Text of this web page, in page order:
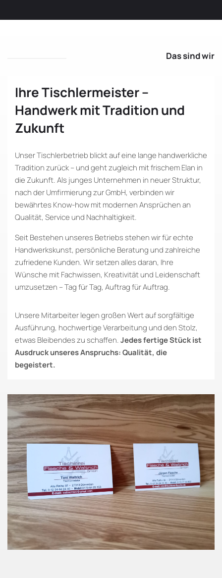
Das sind wir
Ihre Tischlermeister –
Handwerk mit Tradition und
Zukunft
Unser Tischlerbetrieb blickt auf eine lange handwerkliche
Tradition zurück – und geht zugleich mit frischem Elan in
die Zukunft. Als junges Unternehmen in neuer Struktur,
nach der Umfirmierung zur GmbH, verbinden wir
bewährtes Know-how mit modernen Ansprüchen an
Qualität, Service und Nachhaltigkeit.
Seit Bestehen unseres Betriebs stehen wir für echte
Handwerkskunst, persönliche Beratung und zahlreiche
zufriedene Kunden. Wir setzen alles daran, Ihre
Wünsche mit Fachwissen, Kreativität und Leidenschaft
umzusetzen – Tag für Tag, Auftrag für Auftrag.
Unsere Mitarbeiter legen großen Wert auf sorgfältige
Ausführung, hochwertige Verarbeitung und den Stolz,
etwas Bleibendes zu schaffen.Jedes fertige Stück ist
Ausdruck unseres Anspruchs: Qualität, die
begeistert.